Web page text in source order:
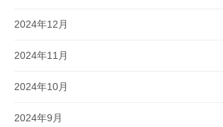
2024年12月
2024年11月
2024年10月
2024年9月